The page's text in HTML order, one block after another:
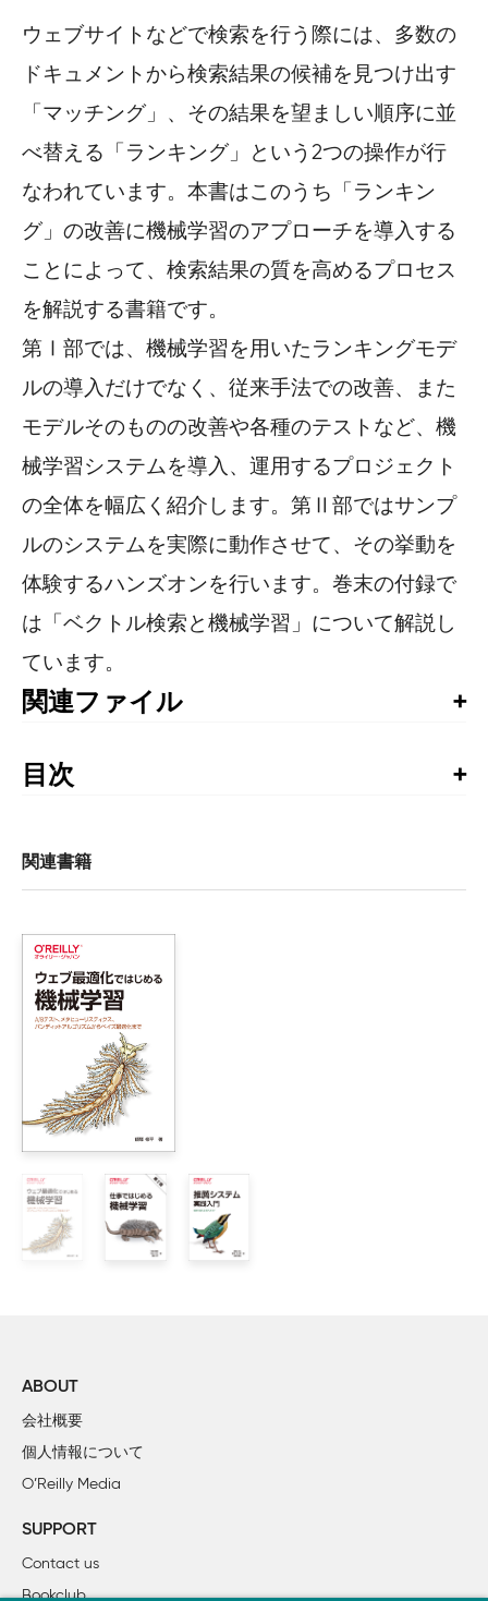
ウェブサイトなどで検索を行う際には、多数の
ドキュメントから検索結果の候補を見つけ出す
「マッチング」、その結果を望ましい順序に並
べ替える「ランキング」という2つの操作が行
なわれています。本書はこのうち「ランキン
グ」の改善に機械学習のアプローチを導入する
ことによって、検索結果の質を高めるプロセス
を解説する書籍です。
第Ⅰ部では、機械学習を用いたランキングモデ
ルの導入だけでなく、従来手法での改善、また
モデルそのものの改善や各種のテストなど、機
械学習システムを導入、運用するプロジェクト
の全体を幅広く紹介します。第Ⅱ部ではサンプ
ルのシステムを実際に動作させて、その挙動を
体験するハンズオンを行います。巻末の付録で
は「ベクトル検索と機械学習」について解説し
ています。
関連ファイル
目次
第I部　機械学習導入プロジェクト
    1.1　検索技術の基本と検索エンジン
        1.1.1　検索はどのように使われているのか
        1.1.2　全文検索
        1.1.3　検索エンジン
    1.2　ランキング改善の基本
        1.2.1　ランキング改善は重要か
        1.2.2　ランキング改善を進める前に
        1.2.3　実際のランキング改善
        1.2.5　ランキング改善を確認する
    1.3　まとめ
    1.4　参考文献
        2.1.2　バックエンドサーバー
        2.1.3　検索エンジン
        2.1.5　データウェアハウス
        2.1.6　フィーダー
関連書籍
ABOUT
会社概要
個人情報について
O’Reilly Media
SUPPORT
Contact us
Bookclub